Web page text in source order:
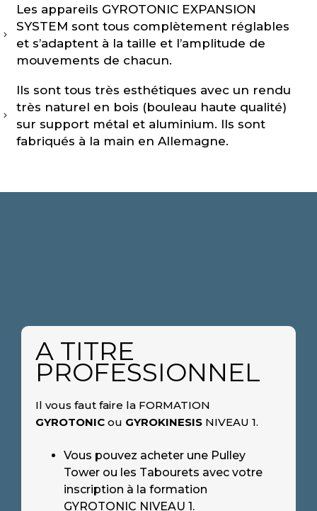
Les appareils GYROTONIC EXPANSION
SYSTEM sont tous complètement réglables
et s’adaptent à la taille et l’amplitude de
mouvements de chacun.
Ils sont tous très esthétiques avec un rendu
très naturel en bois (bouleau haute qualité)
sur support métal et aluminium. Ils sont
fabriqués à la main en Allemagne.
A TITRE
PROFESSIONNEL
Il vous faut faire la FORMATION
GYROTONIC ou GYROKINESIS NIVEAU 1.
Vous pouvez acheter une Pulley
Tower ou les Tabourets avec votre
inscription à la formation
GYROTONIC NIVEAU 1.